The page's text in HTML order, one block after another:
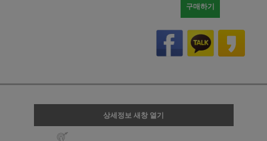
구매하기
상세정보 새창 열기